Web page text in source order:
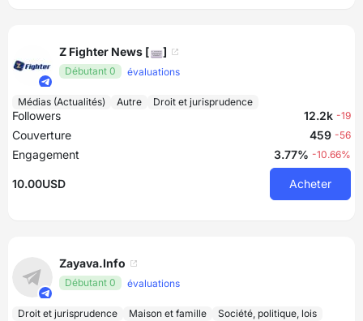
Z Fighter News [⌨︎]
Débutant 0 évaluations
Médias (Actualités) Autre Droit et jurisprudence
Followers 12.2k -19
Couverture 459 -56
Engagement 3.77% -10.66%
10.00USD Acheter
Zayava.Info
Débutant 0 évaluations
Droit et jurisprudence Maison et famille Société, politique, lois